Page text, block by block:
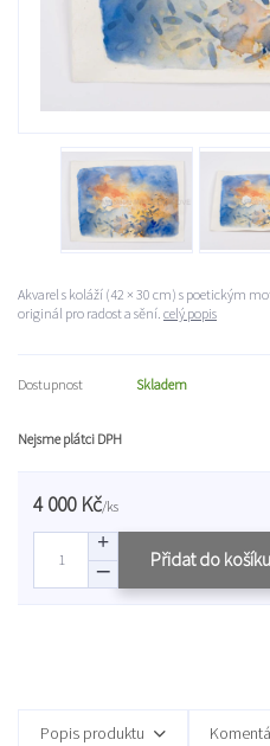
Akvarel s koláží (42 × 30 cm) s poetickým
originál pro radost a sění. celý popis
Dostupnost Skladem
Nejsme plátci DPH
4 000 Kč/ks
Přidat do košíku
Popis produktu